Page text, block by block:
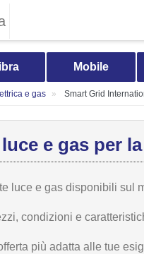
Mobile
e gas Smart Grid
e gas per
luce e gas disponibili sul
condizioni e
più adatta alle tue